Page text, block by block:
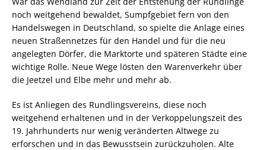
noch weitgehend bewaldet, Sumpfgebiet fern von den
Handelswegen in Deutschland, so spielte die Anlage eines
neuen Straßennetzes für den Handel und für die neu
angelegten Dörfer, die Marktorte und späteren Städte eine
wichtige Rolle. Neue Wege lösten den Warenverkehr über
die Jeetzel und Elbe mehr und mehr ab.
Es ist Anliegen des Rundlingsvereins, diese noch
weitgehend erhaltenen und in der Verkoppelungszeit des
19. Jahrhunderts nur wenig veränderten Altwege zu
erforschen und in das Bewusstsein zurückzuholen. Alte